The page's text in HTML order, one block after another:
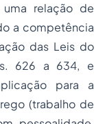
relação de
a competência
das Leis do
626 a 634, e
para a
(trabalho de